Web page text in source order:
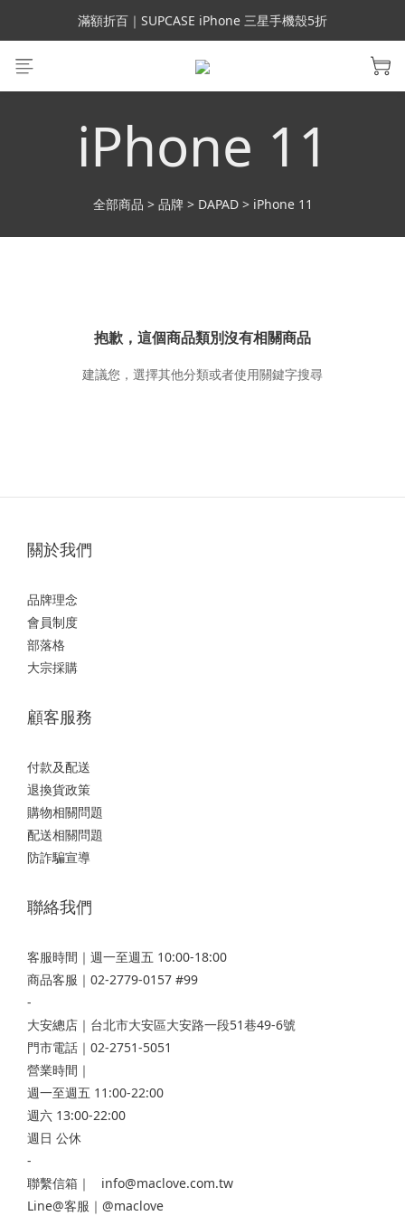
會員699免運｜父親節禮手機殼5折、行動電源66折
滿額折百｜SUPCASE iPhone 三星手機殼5折
會員699免運｜父親節禮手機殼5折、行動電源66折
iPhone 11
全部商品 > 品牌 > DAPAD> iPhone 11
抱歉，這個商品類別沒有相關商品
建議您，選擇其他分類或者使用關鍵字搜尋
關於我們
品牌理念
會員制度
部落格
大宗採購
顧客服務
付款及配送
退換貨政策
購物相關問題
配送相關問題
防詐騙宣導
聯絡我們
客服時間｜週一至週五 10:00-18:00
商品客服｜02-2779-0157 #99
-
大安總店 ｜台北市大安區大安路一段51巷49-6號
門市電話｜02-2751-5051
營業時間｜
週一至週五 11:00-22:00
週六 13:00-22:00
週日 公休
-
聯繫信箱｜ info@maclove.com.tw
Line@客服｜@maclove